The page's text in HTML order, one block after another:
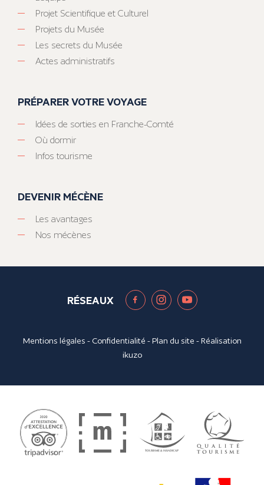
Projet Scientifique et Culturel
Projets du Musée
Les secrets du Musée
Actes administratifs
PRÉPARER VOTRE VOYAGE
Idées de sorties en Franche-Comté
Où dormir
Infos tourisme
DEVENIR MÉCÈNE
Les avantages
Nos mécènes
RÉSEAUX
Mentions légales - Confidentialité -Plan du site - Réalisation
ikuzo